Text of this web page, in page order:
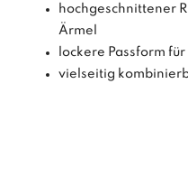
hochgeschnittener
Ärmel
lockere Passform
vielseitig